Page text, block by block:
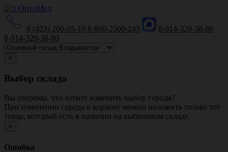
8 (423) 260-05-10 8-800-2500-243
8-914-329-38-80
8-914-329-38-80
×
Выбор склада
Вы уверены, что хотите изменить выбор города?
При изменении города в корзину можно положить только тот
товар, который есть в наличии на выбранном складе.
×
Ошибка